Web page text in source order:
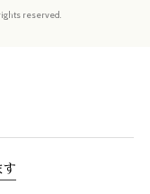
reserved.